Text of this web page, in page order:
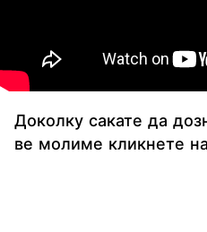
Доколку сакате да
ве молиме кликнете